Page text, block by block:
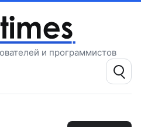
и программистов
Поиск: